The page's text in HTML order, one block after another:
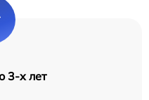
3-х лет